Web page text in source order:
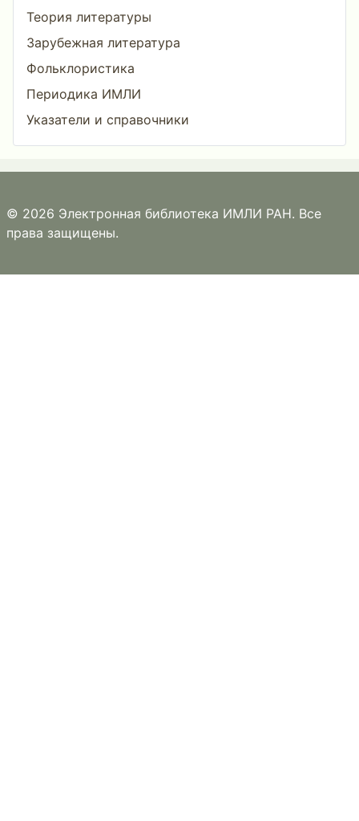
Теория литературы
Зарубежная литература
Фольклористика
Периодика ИМЛИ
Указатели и справочники
© 2026 Электронная библиотека ИМЛИ РАН. Все
права защищены.